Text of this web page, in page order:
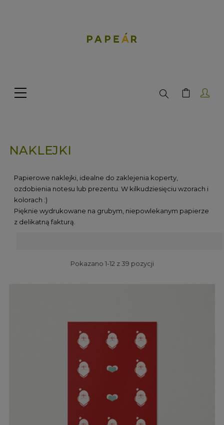
Search
NAKLEJKI
Papierowe naklejki, idealne do zaklejenia koperty,
ozdobienia notesu lub prezentu. W kilkudziesięciu wzorach i
kolorach :)
Pięknie wydrukowane na grubym, niepowlekanym papierze
z delikatną fakturą.
Pokazano 1-12 z 39 pozycji